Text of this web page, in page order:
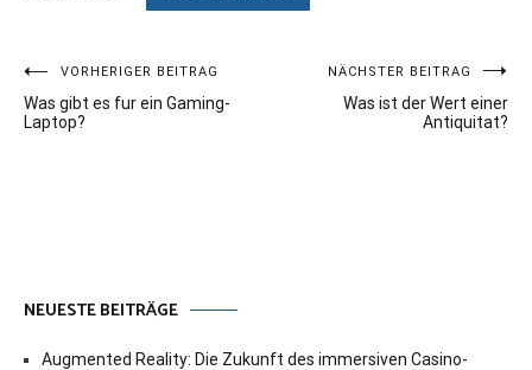
Beitragsnavigation
VORHERIGER BEITRAG
Was gibt es fur ein Gaming-
Laptop?
NÄCHSTER BEITRAG
Was ist der Wert einer
Antiquitat?
NEUESTE BEITRÄGE
Augmented Reality: Die Zukunft des immersiven Casino-